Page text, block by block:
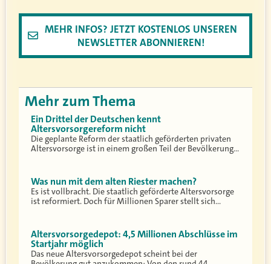
MEHR INFOS? JETZT KOSTENLOS UNSEREN
NEWSLETTER ABONNIEREN!
Mehr zum Thema
Ein Drittel der Deutschen kennt
Altersvorsorgereform nicht
Die geplante Reform der staatlich geförderten privaten
Altersvorsorge ist in einem großen Teil der Bevölkerung…
Was nun mit dem alten Riester machen?
Es ist vollbracht. Die staatlich geförderte Altersvorsorge
ist reformiert. Doch für Millionen Sparer stellt sich…
Altersvorsorgedepot: 4,5 Millionen Abschlüsse im
Startjahr möglich
Das neue Altersvorsorgedepot scheint bei der